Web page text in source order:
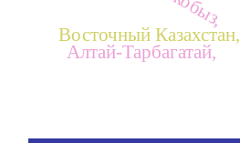
Восточный Казахстан,
Алтай-Тарбагатай,